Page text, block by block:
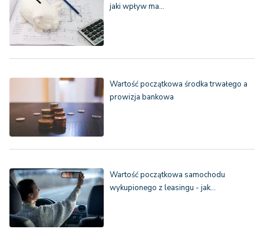
jaki wpływ ma…
Wartość początkowa środka trwałego a
prowizja bankowa
Wartość początkowa samochodu
wykupionego z leasingu - jak…